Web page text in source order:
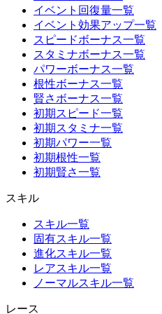
イベント回復量一覧
イベント効果アップ一覧
スピードボーナス一覧
スタミナボーナス一覧
パワーボーナス一覧
根性ボーナス一覧
賢さボーナス一覧
初期スピード一覧
初期スタミナ一覧
初期パワー一覧
初期根性一覧
初期賢さ一覧
スキル
スキル一覧
固有スキル一覧
進化スキル一覧
レアスキル一覧
ノーマルスキル一覧
レース